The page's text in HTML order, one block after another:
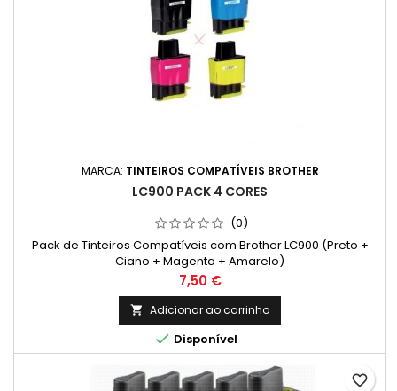
MARCA: TINTEIROS COMPATÍVEIS BROTHER
LC900 PACK 4 CORES
(0)
Pack de Tinteiros Compatíveis com Brother LC900 (Preto +
Ciano + Magenta + Amarelo)
Preço
7,50 €
 Adicionar ao carrinho
 Disponível
favorite_border